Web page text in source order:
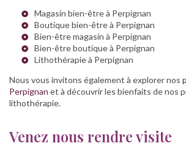
Magasin bien-être à Perpignan
Boutique bien-être à Perpignan
Bien-être magasin à Perpignan
Bien-être boutique à Perpignan
Lithothérapie à Perpignan
Nous vous invitons également à explorer nos
Perpignan et à découvrir les bienfaits de nos
lithothérapie.
Venez nous rendre visite